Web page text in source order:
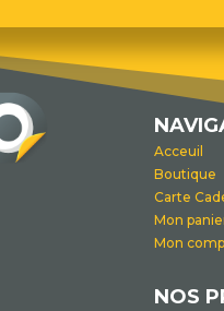
Acceuil
Boutique
Carte
Mon
Mon
NOS